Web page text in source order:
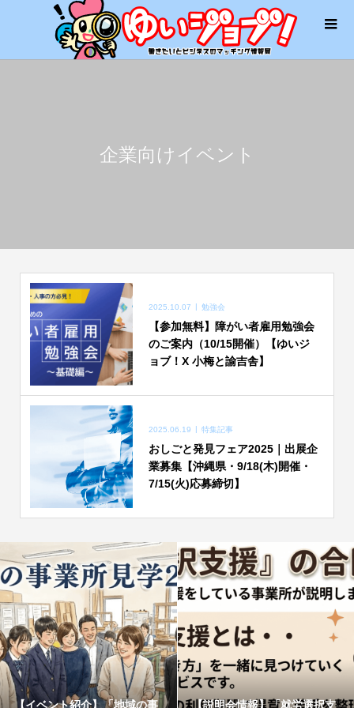
企業向けイベント
2025.10.07 勉強会
【参加無料】障がい者雇用勉強会
のご案内（10/15開催）【ゆいジ
ョブ！X 小梅と諭吉舎】
2025.06.19 特集記事
おしごと発見フェア2025｜出展企
業募集【沖縄県・9/18(木)開催・
7/15(火)応募締切】
【イベント紹介】「地域の事 【説明会情報】「就労選択支